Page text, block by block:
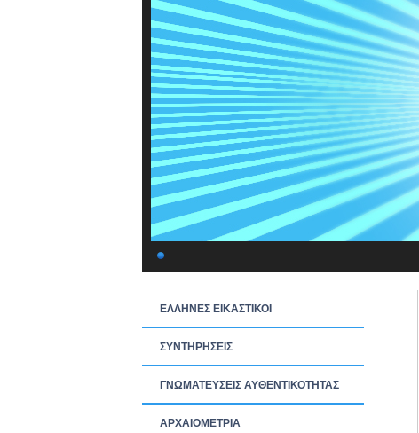
ΕΛΛΗΝΕΣ ΕΙΚΑΣΤΙΚΟΙ
ΣΥΝΤΗΡΗΣΕΙΣ
ΓΝΩΜΑΤΕΥΣΕΙΣ ΑΥΘΕΝΤΙΚΟΤΗΤΑΣ
ΑΡΧΑΙΟΜΕΤΡΙΑ